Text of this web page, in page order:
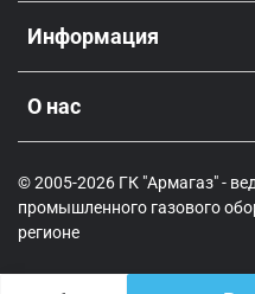
Информация
О нас
© 2005-2026 ГК "Армагаз" -
промышленного газового
регионе